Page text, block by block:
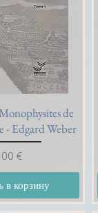
просмотр
de
- Edgard Weber
€
в корзину